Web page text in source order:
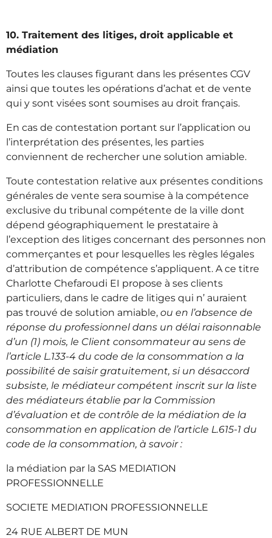
10. Traitement des litiges, droit applicable et
médiation
Toutes les clauses figurant dans les présentes CGV
ainsi que toutes les opérations d’achat et de vente
qui y sont visées sont soumises au droit français.
En cas de contestation portant sur l’application ou
l’interprétation des présentes, les parties
conviennent de rechercher une solution amiable.
Toute contestation relative aux présentes conditions
générales de vente sera soumise à la compétence
exclusive du tribunal compétente de la ville dont
dépend géographiquement le prestataire à
l’exception des litiges concernant des personnes non
commerçantes et pour lesquelles les règles légales
d’attribution de compétence s’appliquent. A ce titre
Charlotte Chefaroudi EI propose à ses clients
particuliers, dans le cadre de litiges qui n’ auraient
pas trouvé de solution amiable, ou en l’absence de
réponse du professionnel dans un délai raisonnable
d’un (1) mois, le Client consommateur au sens de
l’article L.133-4 du code de la consommation a la
possibilité de saisir gratuitement, si un désaccord
subsiste, le médiateur compétent inscrit sur la liste
des médiateurs établie par la Commission
d’évaluation et de contrôle de la médiation de la
consommation en application de l’article L.615-1 du
code de la consommation, à savoir :
la médiation par la SAS MEDIATION
PROFESSIONNELLE
SOCIETE MEDIATION PROFESSIONNELLE
24 RUE ALBERT DE MUN